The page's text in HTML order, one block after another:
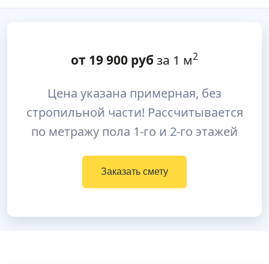
от 19 900 руб за 1 м2
Цена указана примерная, без
стропильной части! Рассчитывается
по метражу пола 1-го и 2-го этажей
Заказать смету